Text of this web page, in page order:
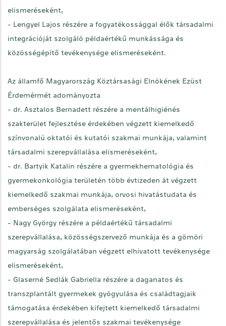
elismeréseként,
- Lengyel Lajos részére a fogyatékossággal élők társadalmi
integrációját szolgáló példaértékű munkássága és
közösségépítő tevékenysége elismeréseként.
Az államfő Magyarország Köztársasági Elnökének Ezüst
Érdemérmét adományozta
- dr. Asztalos Bernadett részére a mentálhigiénés
szakterület fejlesztése érdekében végzett kiemelkedő
színvonalú oktatói és kutatói szakmai munkája, valamint
társadalmi szerepvállalása elismeréseként,
- dr. Bartyik Katalin részére a gyermekhematológia és
gyermekonkológia területén több évtizeden át végzett
kiemelkedő szakmai munkája, orvosi hivatástudata és
emberséges szolgálata elismeréseként,
- Nagy György részére a példaértékű társadalmi
szerepvállalása, közösségszervező munkája és a gömöri
magyarság szolgálatában végzett elhivatott tevékenysége
elismeréseként,
- Glaserné Sedlák Gabriella részére a daganatos és
transzplantált gyermekek gyógyulása és családtagjaik
támogatása érdekében kifejtett kiemelkedő társadalmi
szerepvállalása és jelentős szakmai tevékenysége